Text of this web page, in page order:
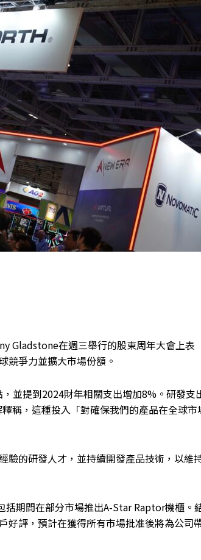
Gladstone在週三舉行的股東周年大會上表
競爭力並擴大市場份額。
並提到2024財年相關支出增加8%。研發支
稱，這種投入「對確保我們的產品在全球市
驗的研發人才，並持續開發產品技術，以維
期間在部分市場推出A-Star Raptor機櫃。
好評，預計在獲得所有市場批准後將為公司